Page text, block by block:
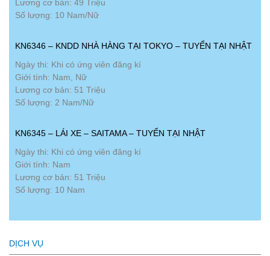
Lương cơ bản: 49 Triệu
Số lượng: 10 Nam/Nữ
KN6346 – KNDD NHÀ HÀNG TẠI TOKYO – TUYỂN TẠI NHẬT
Ngày thi: Khi có ứng viên đăng kí
Giới tính: Nam, Nữ
Lương cơ bản: 51 Triệu
Số lượng: 2 Nam/Nữ
KN6345 – LÁI XE – SAITAMA – TUYỂN TẠI NHẬT
Ngày thi: Khi có ứng viên đăng kí
Giới tính: Nam
Lương cơ bản: 51 Triệu
Số lượng: 10 Nam
DỊCH VỤ